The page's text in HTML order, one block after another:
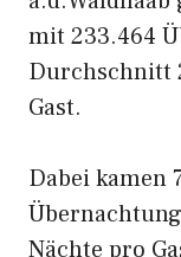
mit 233.464
Durchschnitt
Gast.
Dabei kamen
Nächte pro